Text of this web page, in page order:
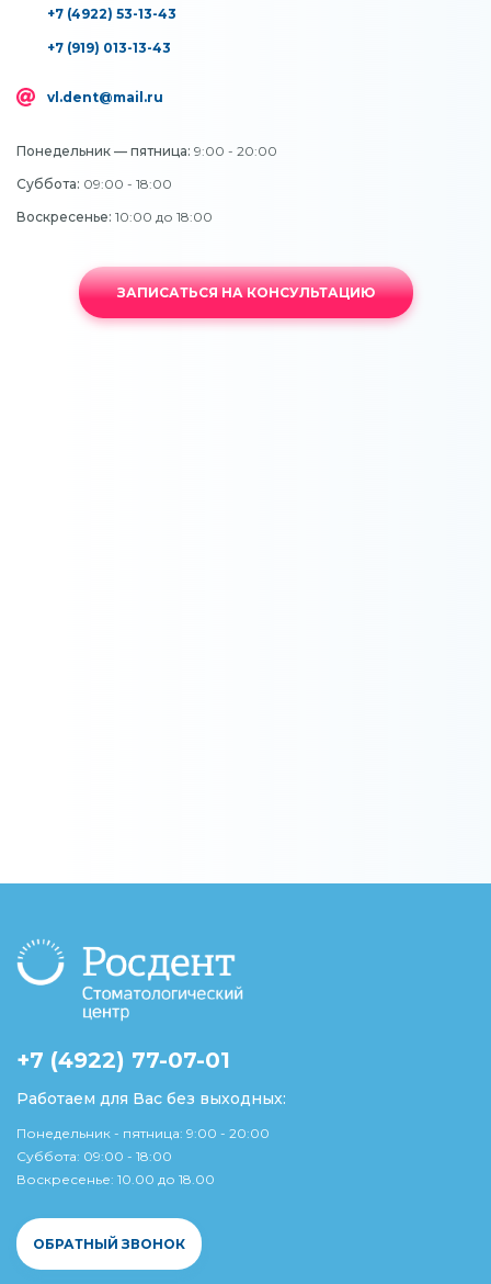
+7 (4922) 53-13-43
+7 (919) 013-13-43
vl.dent@mail.ru
Понедельник — пятница: 9:00 - 20:00
Суббота: 09:00 - 18:00
Воскресенье: 10:00 до 18:00
ЗАПИСАТЬСЯ НА КОНСУЛЬТАЦИЮ
+7 (4922) 77-07-01
Работаем для Вас без выходных:
Понедельник - пятница: 9:00 - 20:00
Суббота: 09:00 - 18:00
Воскресенье: 10.00 до 18.00
ОБРАТНЫЙ ЗВОНОК